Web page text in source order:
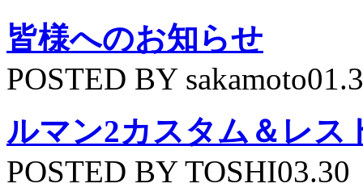
皆様へのお知らせ
POSTED BY
ルマン2カスタム＆レス
POSTED BY TOSHI03.30